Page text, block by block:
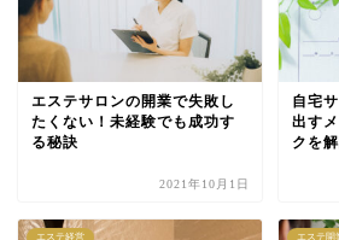
エステサロンの開業で失敗し
たくない！未経験でも成功す
る秘訣
2021年10月1日
自宅
出す
クを解
エステ経営 エステ開